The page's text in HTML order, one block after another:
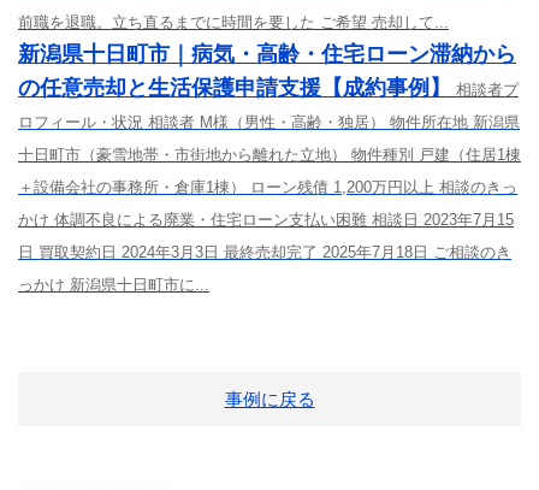
前職を退職。立ち直るまでに時間を要した ご希望 売却して...
新潟県十日町市｜病気・高齢・住宅ローン滞納から
の任意売却と生活保護申請支援【成約事例】
相談者プ
ロフィール・状況 相談者 M様（男性・高齢・独居） 物件所在地 新潟県
十日町市（豪雪地帯・市街地から離れた立地） 物件種別 戸建（住居1棟
＋設備会社の事務所・倉庫1棟） ローン残債 1,200万円以上 相談のきっ
かけ 体調不良による廃業・住宅ローン支払い困難 相談日 2023年7月15
日 買取契約日 2024年3月3日 最終売却完了 2025年7月18日 ご相談のき
っかけ 新潟県十日町市に...
事例に戻る